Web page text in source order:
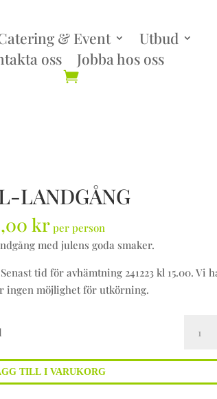
& Event
Utbud
oss
Jobba hos oss
LANDGÅNG
krper person
med julens goda smaker.
tid för avhämtning 241223 kl 15.00. Vi
ingen möjlighet för utkörning.
TILL I VARUKORG